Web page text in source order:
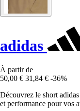
adidas
À partir de
50,00 € 31,84 € -36%
Découvrez le short
et performance pour vos